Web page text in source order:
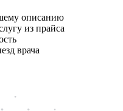
описанию
из прайса
врача